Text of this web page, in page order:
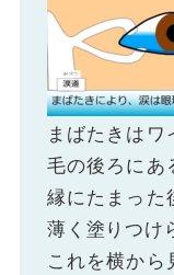
まばたきは
毛の後ろにあ
縁にたまった
薄く塗りつけ
これを横から